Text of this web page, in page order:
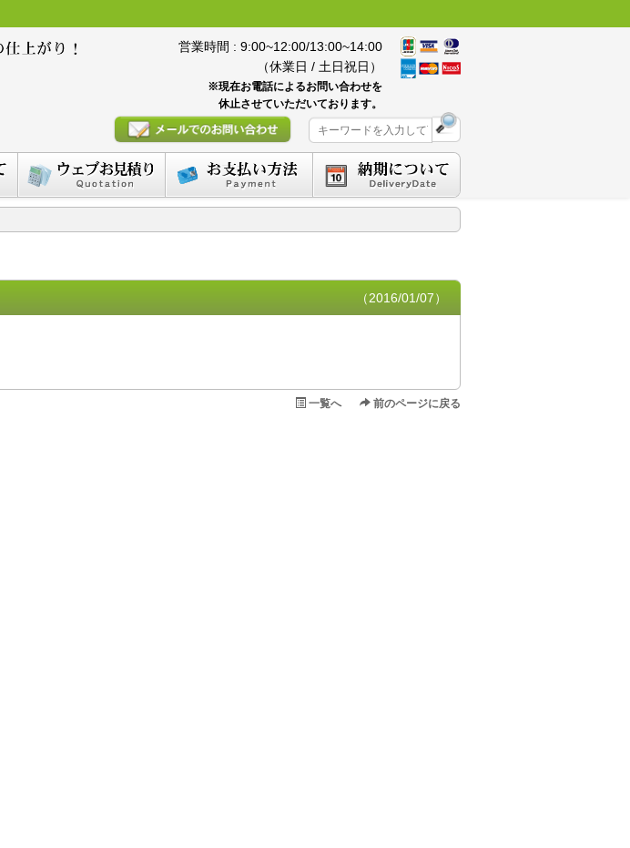
営業時間 : 9:00~12:00/13:00~14:00
（休業日 / 土日祝日）
※現在お電話によるお問い合わせを
休止させていただいております。
（2016/01/07）
一覧へ 前のページに戻る